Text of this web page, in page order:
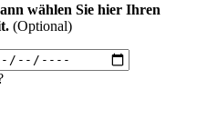
wählen Sie hier Ihren
(Optional)